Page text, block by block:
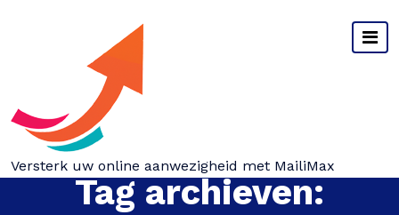
Versterk uw online aanwezigheid met MailiMax
Tag archieven: